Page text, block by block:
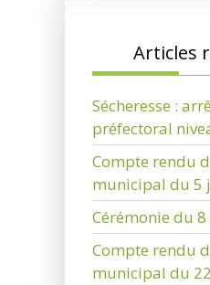
Articles
Sécheresse :
préfectoral
Compte rendu
municipal du 5
Cérémonie du
Compte rendu
municipal du